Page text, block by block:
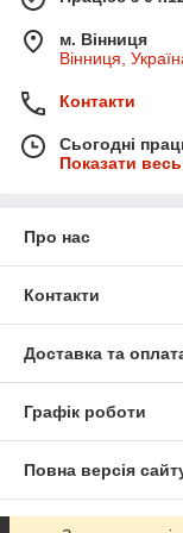
м. Вінниця
Вінниця,
Контакти
Сьогодні
Показати
Про нас
Контакти
Доставка та
Графік роботи
Повна версія
Сайт створено на